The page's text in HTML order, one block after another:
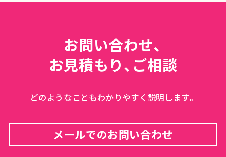
お問い合わせ、
お見積もり、ご相談
どのようなこともわかりやすく説明します。
メールでのお問い合わせ